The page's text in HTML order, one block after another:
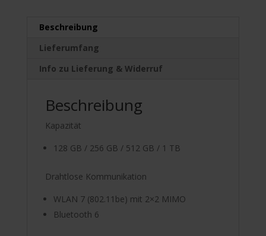
Beschreibung
Lieferumfang
Info zu Lieferung & Widerruf
Beschreibung
Kapazität
128 GB / 256 GB / 512 GB / 1 TB
Drahtlose Kommunikation
WLAN 7 (802.11be) mit 2×2 MIMO
Bluetooth 6